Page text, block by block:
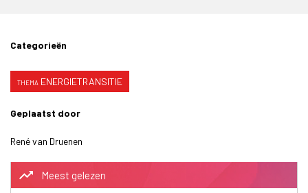
Categorieën
ENERGIETRANSITIE
Geplaatst door
René van Druenen
trending_up Meest gelezen